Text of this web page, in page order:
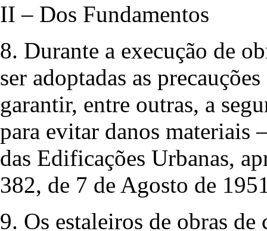
II – Dos Fundamentos
8. Durante a execução de
ser adoptadas as
garantir, entre outras, a
para evitar danos materiais
das Edificações Urbanas,
382, de 7 de Agosto de
9. Os estaleiros de obras